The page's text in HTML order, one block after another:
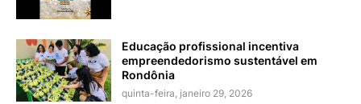
Educação profissional incentiva
empreendedorismo sustentável em
Rondônia
quinta-feira, janeiro 29, 2026